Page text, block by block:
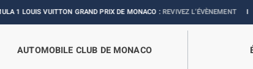
GRAND PRIX DE MONACO :REVIVEZ L’ÉVÈNEMENTIMONACO E-
AUTOMOBILE CLUB DE MONACO